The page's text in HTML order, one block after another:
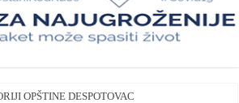
OPŠTINE DESPOTOVAC